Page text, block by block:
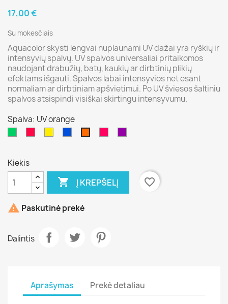
17,00 €
Su mokesčiais
Aquacolor skysti lengvai nuplaunami UV dažai yra ryškių ir
intensyvių spalvų. UV spalvos universaliai pritaikomos
naudojant drabužių, batų, kaukių ar dirbtinių plikių
efektams išgauti. Spalvos labai intensyvios net esant
normaliam ar dirbtiniam apšvietimui. Po UV šviesos šaltiniu
spalvos atsispindi visiškai skirtingu intensyvumu.
Spalva: UV orange
Kiekis
 Į KREPŠELĮ favorite_border
 Paskutinė prekė
Dalintis
Aprašymas Prekė detaliau